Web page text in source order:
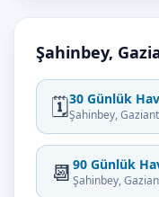
Şahinbey,
🗓️30 Günlük
Şahinbey,
📆 90 Günlük
Şahinbey,